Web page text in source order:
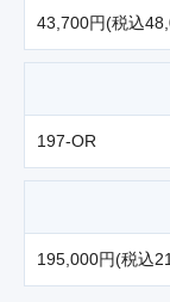
43,700円(税込
197-OR
195,000円(税込